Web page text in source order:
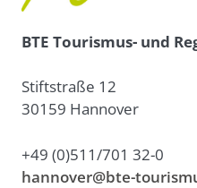
BTE Tourismus- und
Stiftstraße 12
30159 Hannover
+49 (0)511/701 32-0
hannover@bte-